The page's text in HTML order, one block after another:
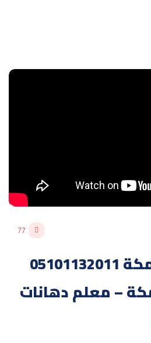
77
صباغ دهانات مكة 05101132011
– معلم دهانات